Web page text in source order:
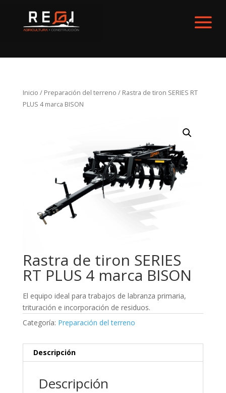
Inicio / Preparación del terreno / Rastra de tiron SERIES RT
PLUS 4 marca BISON
Rastra de tiron SERIES
RT PLUS 4 marca BISON
El equipo ideal para trabajos de labranza primaria,
trituración e incorporación de residuos.
Categoría: Preparación del terreno
Descripción
Descripción